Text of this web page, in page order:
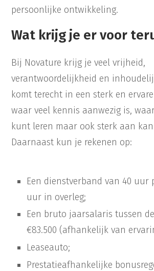
persoonlijke ontwikkeling.
Wat krijg je er voor
Bij Novature krijg je veel vrijheid,
verantwoordelijkheid en
komt terecht in een sterk en
waar veel kennis aanwezig is,
kunt leren maar ook sterk aan
Daarnaast kun je rekenen op:
Een dienstverband van 40 uur
uur in overleg;
Een bruto jaarsalaris tussen de
€83.500 (afhankelijk van
Leaseauto;
Prestatieafhankelijke